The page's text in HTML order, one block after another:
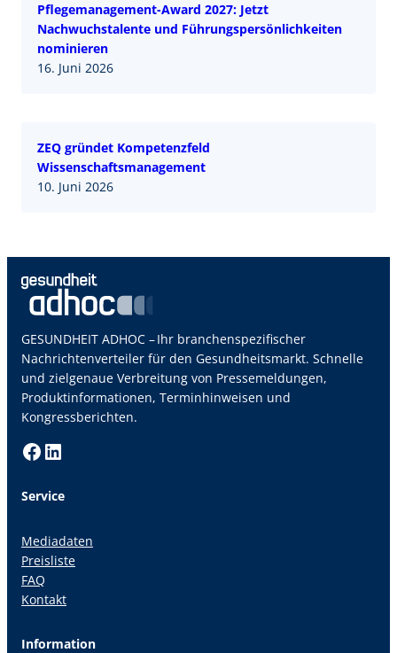
Pflegemanagement-Award 2027: Jetzt
Nachwuchstalente und Führungspersönlichkeiten
nominieren
16. Juni 2026
ZEQ gründet Kompetenzfeld
Wissenschaftsmanagement
10. Juni 2026
GESUNDHEIT ADHOC – Ihr branchenspezifischer
Nachrichtenverteiler für den Gesundheitsmarkt. Schnelle
und zielgenaue Verbreitung von Pressemeldungen,
Produktinformationen, Terminhinweisen und
Kongressberichten.
Facebook LinkedIn
Service
Mediadaten
Preisliste
FAQ
Kontakt
Information